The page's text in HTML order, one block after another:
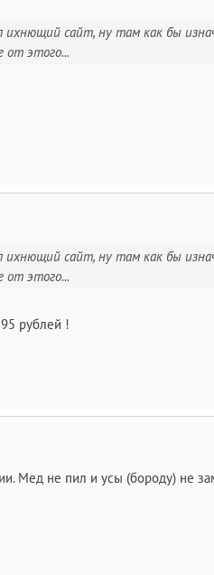
ихнющий сайт, ну там как бы
от этого...
ихнющий сайт, ну там как бы
от этого...
рублей !
Мед не пил и усы (бороду) не